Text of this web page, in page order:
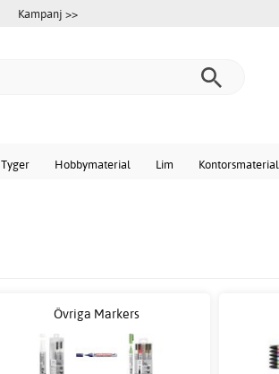
Kampanj >>
Tyger Hobbymaterial Lim Kontorsmaterial
Övriga Markers